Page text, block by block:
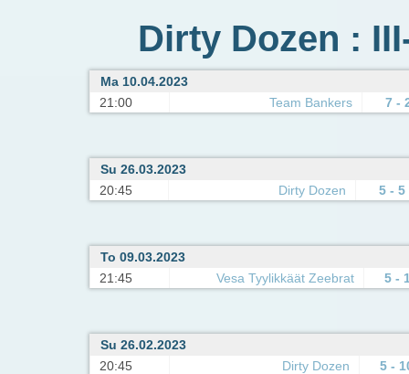
Dirty Dozen :
Ma 10.04.2023
21:00
Team Bankers 7 -
Su 26.03.2023
20:45
Dirty Dozen 5 - 5
To 09.03.2023
21:45
Vesa Tyylikkäät Zeebrat 5 -
Su 26.02.2023
20:45
Dirty Dozen 5 -